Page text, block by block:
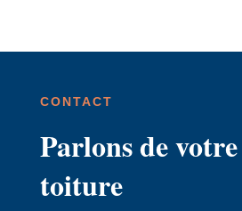
CONTACT
Parlons de
toiture